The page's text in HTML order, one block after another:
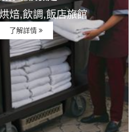
焙,飲調,飯店旅館
了解詳情